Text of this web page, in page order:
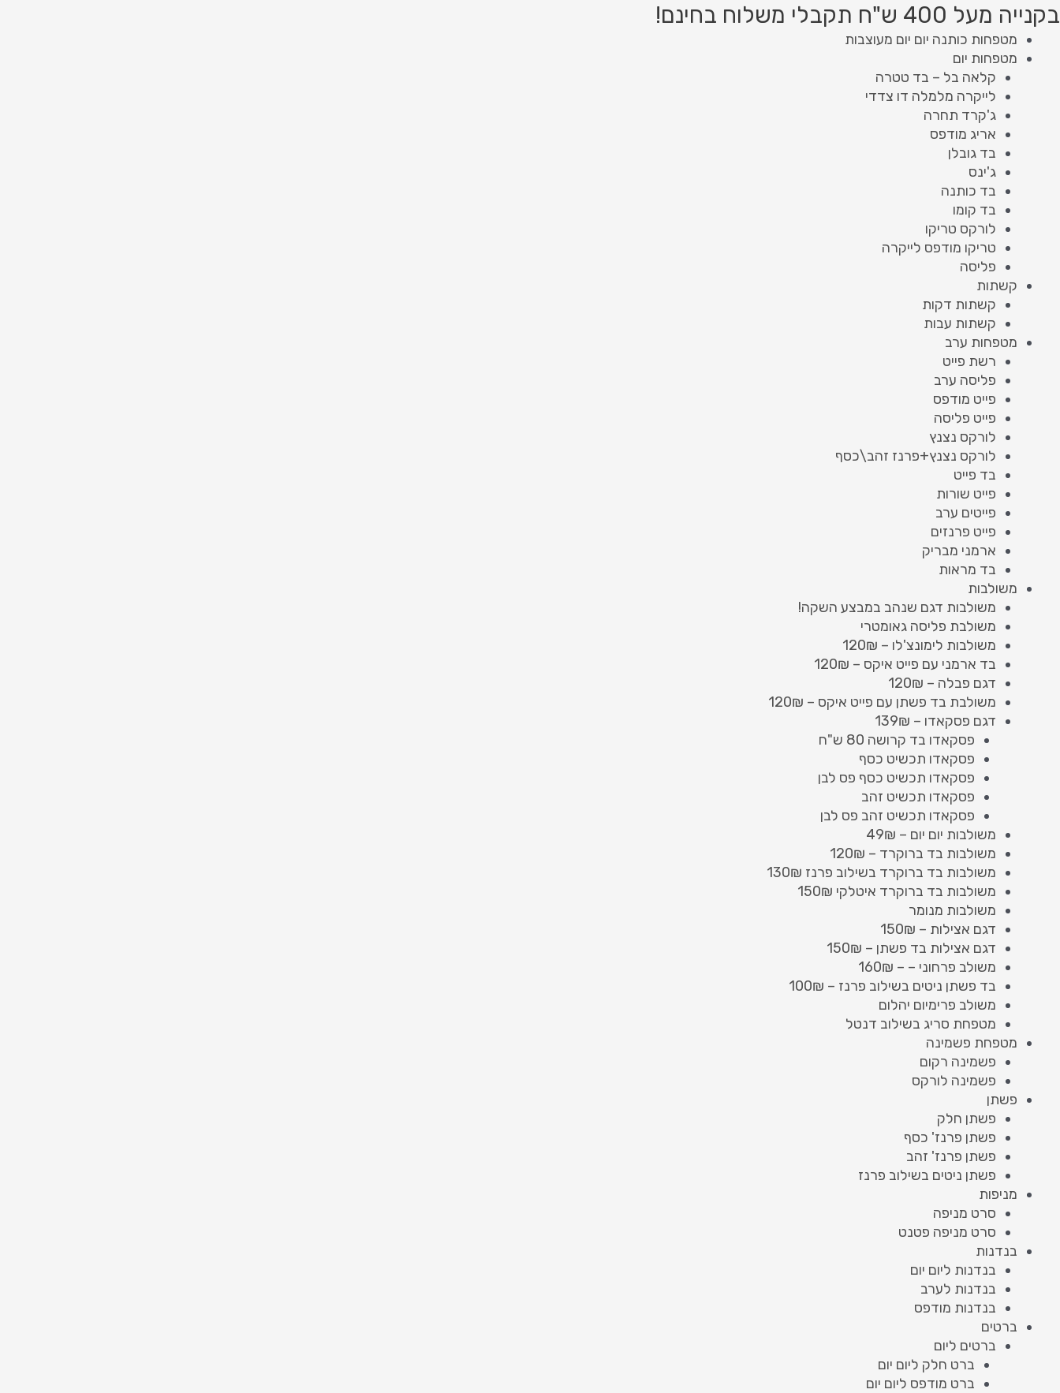
דילוג
לתוכן
בקנייה מעל 400 ש"ח תקבלי משלוח בחינם!
מטפחות כותנה יום יום מעוצבות
מטפחות יום
קלאה בל – בד טטרה
לייקרה מלמלה דו צדדי
ג'קרד תחרה
אריג מודפס
בד גובלן
ג'ינס
בד כותנה
בד קומו
לורקס טריקו
טריקו מודפס לייקרה
פליסה
קשתות
קשתות דקות
קשתות עבות
מטפחות ערב
רשת פייט
פליסה ערב
פייט מודפס
פייט פליסה
לורקס נצנץ
לורקס נצנץ+פרנז זהב\כסף
בד פייט
פייט שורות
פייטים ערב
פייט פרנזים
ארמני מבריק
בד מראות
משולבות
משולבות דגם שנהב במבצע השקה!
משולבת פליסה גאומטרי
משולבות לימונצ'לו – 120₪
בד ארמני עם פייט איקס – 120₪
דגם פבלה – 120₪
משולבת בד פשתן עם פייט איקס – 120₪
דגם פסקאדו – 139₪
פסקאדו בד קרושה 80 ש"ח
פסקאדו תכשיט כסף
פסקאדו תכשיט כסף פס לבן
פסקאדו תכשיט זהב
פסקאדו תכשיט זהב פס לבן
משולבות יום יום – 49₪
משולבות בד ברוקרד – 120₪
משולבות בד ברוקרד בשילוב פרנז 130₪
משולבות בד ברוקרד איטלקי 150₪
משולבות מנומר
דגם אצילות – 150₪
דגם אצילות בד פשתן – 150₪
משולב פרחוני – – 160₪
בד פשתן ניטים בשילוב פרנז – 100₪
משולב פרימיום יהלום
מטפחת סריג בשילוב דנטל
מטפחת פשמינה
פשמינה רקום
פשמינה לורקס
פשתן
פשתן חלק
פשתן פרנז' כסף
פשתן פרנז' זהב
פשתן ניטים בשילוב פרנז
מניפות
סרט מניפה
סרט מניפה פטנט
בנדנות
בנדנות ליום יום
בנדנות לערב
בנדנות מודפס
ברטים
ברטים ליום
ברט חלק ליום יום
ברט מודפס ליום יום
Products
search
Products
search